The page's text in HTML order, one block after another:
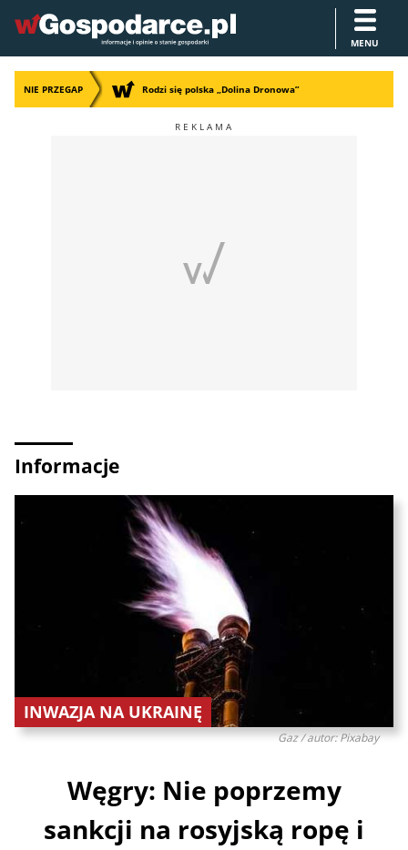
MENU
NIE PRZEGAP Rodzi się polska „Dolina Dronowa”
Informacje
Gaz / autor: Pixabay
INWAZJA NA UKRAINĘ
Węgry: Nie poprzemy
sankcji na rosyjską ropę i